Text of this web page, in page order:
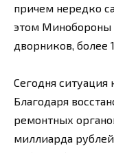
причем нередко
этом Минобороны
дворников, более
Сегодня ситуация
Благодаря
ремонтных
миллиарда